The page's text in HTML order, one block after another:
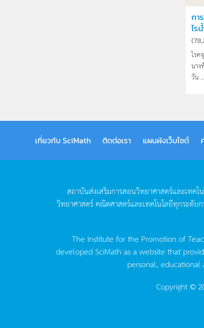
กา
ไร
(
โรค
นาง
วัน
เกี่ยวกับ SciMath ติดต่อเรา แผนผังเว็บไซต์
สถาบันส่งเสริมการสอนวิทยาศาสตร์และเทคโ
วิทยาศาสตร์คณิตศาสตร์และเทคโนโลยีทุกระดับ
The Institute for the Promotion of
developed SciMath as a website that
personal,
Copyright ©